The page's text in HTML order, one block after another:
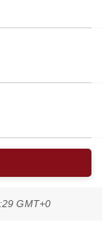
GMT+0